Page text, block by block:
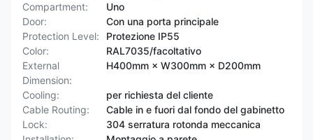
Compartment:
Uno
Door:
Con una porta principale
Protection Level:
Protezione IP55
Color:
RAL7035/facoltativo
External
Dimension:
H400mm × W300mm × D200mm
Cooling:
per richiesta del cliente
Cable Routing:
Cable in e fuori dal fondo del gabinetto
Lock:
304 serratura rotonda meccanica